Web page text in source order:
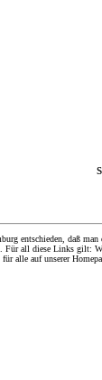
entschieden, daß
Für all diese Links gilt:
alle auf unserer